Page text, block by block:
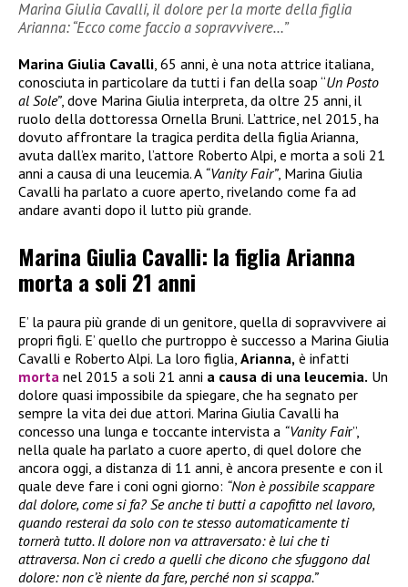
Marina Giulia Cavalli, il dolore per la morte della figlia
Arianna: “Ecco come faccio a sopravvivere…”
Marina Giulia Cavalli, 65 anni, è una nota attrice italiana,
conosciuta in particolare da tutti i fan della soap “Un Posto
al Sole”, dove Marina Giulia interpreta, da oltre 25 anni, il
ruolo della dottoressa Ornella Bruni. L’attrice, nel 2015, ha
dovuto affrontare la tragica perdita della figlia Arianna,
avuta dall’ex marito, l’attore Roberto Alpi, e morta a soli 21
anni a causa di una leucemia. A “Vanity Fair”, Marina Giulia
Cavalli ha parlato a cuore aperto, rivelando come fa ad
andare avanti dopo il lutto più grande.
Marina Giulia Cavalli: la figlia Arianna
morta a soli 21 anni
E’ la paura più grande di un genitore, quella di sopravvivere ai
propri figli. E’ quello che purtroppo è successo a Marina Giulia
Cavalli e Roberto Alpi. La loro figlia, Arianna, è infatti
morta nel 2015 a soli 21 anni a causa di una leucemia. Un
dolore quasi impossibile da spiegare, che ha segnato per
sempre la vita dei due attori. Marina Giulia Cavalli ha
concesso una lunga e toccante intervista a “Vanity Fair”,
nella quale ha parlato a cuore aperto, di quel dolore che
ancora oggi, a distanza di 11 anni, è ancora presente e con il
quale deve fare i coni ogni giorno: “Non è possibile scappare
dal dolore, come si fa? Se anche ti butti a capofitto nel lavoro,
quando resterai da solo con te stesso automaticamente ti
tornerà tutto. Il dolore non va attraversato: è lui che ti
attraversa. Non ci credo a quelli che dicono che sfuggono dal
dolore: non c’è niente da fare, perché non si scappa.”